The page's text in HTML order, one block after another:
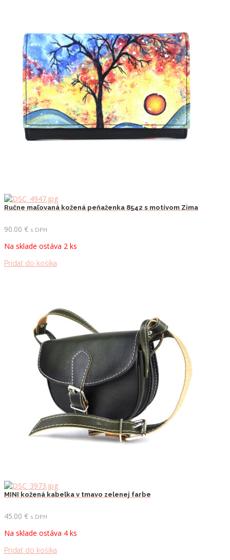
Ručne maľovaná kožená peňaženka 8542 s motívom Zima
90.00 € s DPH
Na sklade ostáva 2 ks
Pridať do košíka
MINI kožená kabelka v tmavo zelenej farbe
45.00 € s DPH
Na sklade ostáva 4 ks
Pridať do košíka